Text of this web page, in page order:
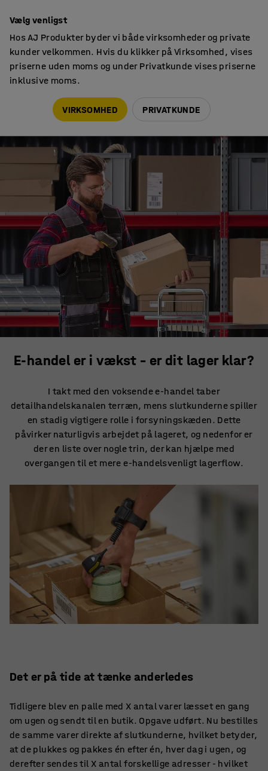
TIPS & TRENDS
E-handel er i vækst – er dit lager klar?
I takt med den voksende e-handel taber
detailhandelskanalen terræn, mens slutkunderne spiller
en stadig vigtigere rolle i forsyningskæden. Dette
påvirker naturligvis arbejdet på lageret, og nedenfor er
der en liste over nogle trin, der kan hjælpe med
overgangen til et mere e-handelsvenligt lagerflow.
Det er på tide at tænke anderledes
Tidligere blev en palle med X antal varer læsset en gang
om ugen og sendt til en butik. Opgave udført. Nu bestilles
de samme varer direkte af slutkunderne, hvilket betyder,
at de plukkes og pakkes én efter én, hver dag i ugen, og
derefter sendes til X antal forskellige adresser - hvilket
Vælg venligst
Hos AJ Produkter byder vi både virksomheder og private
kunder velkommen. Hvis du klikker på Virksomhed, vises
priserne uden moms og under Privatkunde vises priserne
inklusive moms.
VIRKSOMHED PRIVATKUNDE